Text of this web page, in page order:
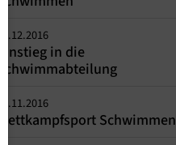
01.12.2016
Einstieg in die
Schwimmabteilung
01.11.2016
Wettkampfsport Schwimmen